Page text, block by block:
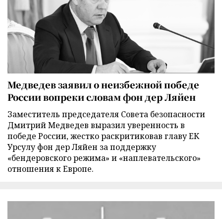
Медведев заявил о неизбежной победе
России вопреки словам фон дер Ляйен
Заместитель председателя Совета безопасности
Дмитрий Медведев выразил уверенность в
победе России, жестко раскритиковав главу ЕК
Урсулу фон дер Ляйен за поддержку
«бендеровского режима» и «наплевательского»
отношения к Европе.